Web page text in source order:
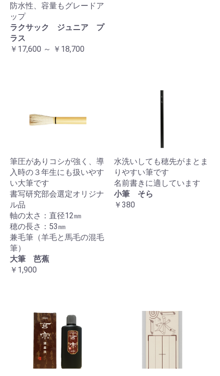
防水性、容量もグレードア
ップ
ラクサック ジュニア プ
ラス
￥17,600 ～ ￥18,700
筆圧がありコシが強く、導
入時の３年生にも扱いやす
い大筆です
書写研究部会選定オリジナ
ル品
軸の太さ：直径12㎜
穂の長さ：53㎜
兼毛筆（羊毛と馬毛の混毛
筆）
大筆 芭蕉
￥1,900
水洗いしても穂先がまとま
りやすい筆です
名前書きに適しています
小筆 そら
￥380